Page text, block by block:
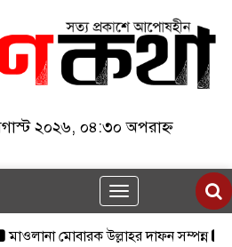
২০২৬, ০৪:৩০ অপরাহ্ন
Toggle
navigation
মোবারক উল্লাহর দাফন সম্পন্ন ২৩তম